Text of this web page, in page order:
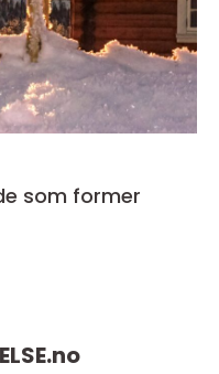
som former
no